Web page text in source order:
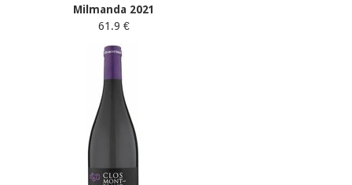
Milmanda 2021
61.9 €